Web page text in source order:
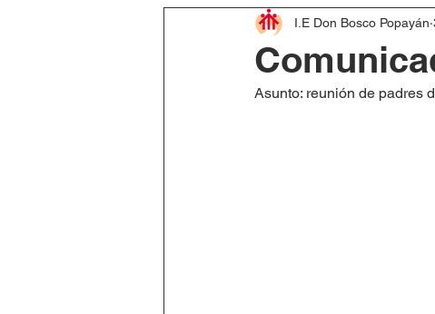
Responsabilidad Social
I.E Don Bosco Popayán
Asunto: reunión de padres